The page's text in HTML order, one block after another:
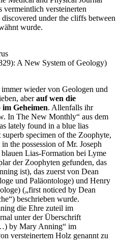
vermeintlich versteinerten
under the cliffs between
wurde.
A New System of Geology)
wieder von Geologen und
aberauf wen die
Geheimen. Allenfalls ihr
In The New Monthly“ aus dem
lately found in a blue lias
specimen of the Zoophyte,
the possession of Mr. Joseph
Lias-Formation bei Lyme
der Zoophyten gefunden, das
ist), das zuerst von Dean
und Paläontologe) und Henry
(„first noticed by Dean
beschrieben wurde.
die Ehre zuteil im
unter der Überschrift
by Mary Anning“ im
versteinertem Holz genannt zu